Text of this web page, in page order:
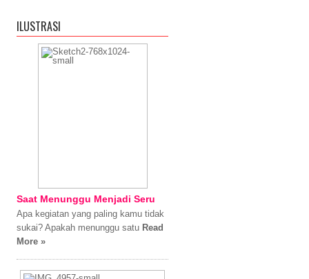
ILUSTRASI
Saat Menunggu Menjadi Seru
Apa kegiatan yang paling kamu tidak
sukai? Apakah menunggu satu Read
More »